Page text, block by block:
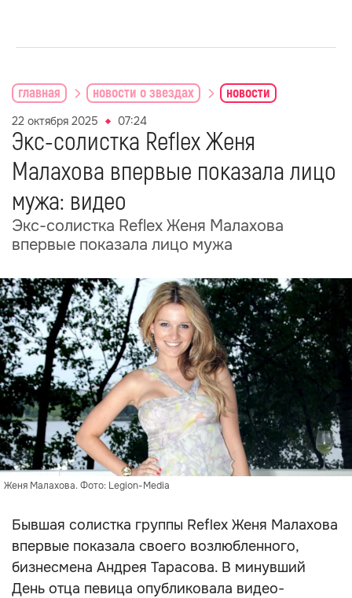
главная новости о звездах новости
22 октября 2025 07:24
Экс-солистка Reflex Женя
Малахова впервые показала лицо
мужа: видео
Экс-солистка Reflex Женя Малахова
впервые показала лицо мужа
Женя Малахова. Фото: Legion-Media
Бывшая солистка группы Reflex Женя Малахова
впервые показала своего возлюбленного,
бизнесмена Андрея Тарасова. В минувший
День отца певица опубликовала видео-